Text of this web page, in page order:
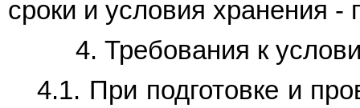
сроки и условия хранения -
4. Требования к
4.1. При подготовке и